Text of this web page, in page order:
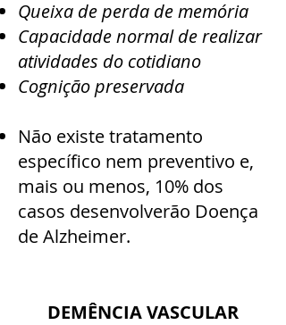
Queixa de perda de memória
Capacidade normal de realizar
atividades do cotidiano
Cognição preservada
Não existe tratamento
específico nem preventivo e,
mais ou menos, 10% dos
casos desenvolverão Doença
de Alzheimer.
DEMÊNCIA VASCULAR